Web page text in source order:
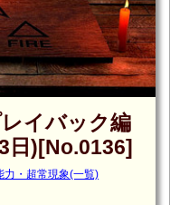
イバック編
日)[No.0136]
力・超常現象(一覧)